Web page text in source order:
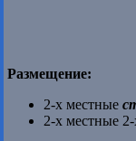
Размещение:
2-х местные
2-х местные